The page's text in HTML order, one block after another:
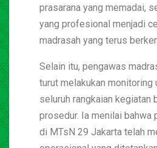
prasarana yang memadai,
yang profesional menjadi
madrasah yang terus
Selain itu, pengawas
turut melakukan monitoring
seluruh rangkaian kegiatan
prosedur. Ia menilai bahwa
di MTsN 29 Jakarta telah